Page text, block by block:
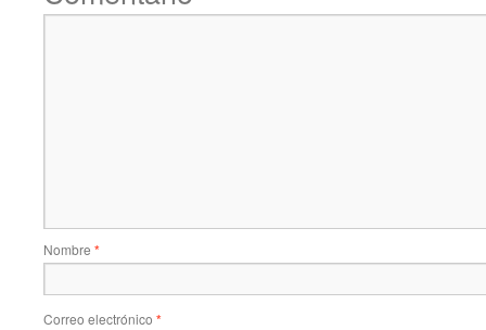
Nombre *
Correo electrónico *